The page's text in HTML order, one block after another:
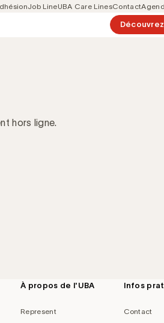
Secondary
Job LineUBA Care LinesContact
hors ligne.
À propos de l'UBA
Represent
Infos
Contact